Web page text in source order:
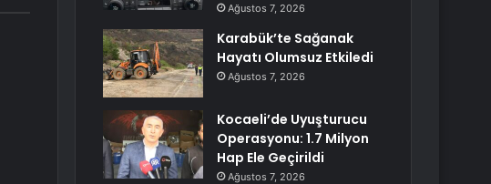
Ağustos 7, 2026
Karabük’te Sağanak
Hayatı Olumsuz Etkiledi
Ağustos 7, 2026
Kocaeli’de Uyuşturucu
Operasyonu: 1.7 Milyon
Hap Ele Geçirildi
Ağustos 7, 2026